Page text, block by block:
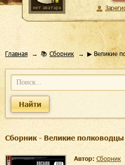
Главная 📚 Сборник ▶ Великие
Найти
Сборник - Великие полководцы
Автор: Сборник